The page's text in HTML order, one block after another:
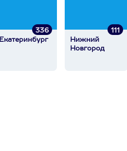
336
Екатеринбург
111
Нижний
Новгород